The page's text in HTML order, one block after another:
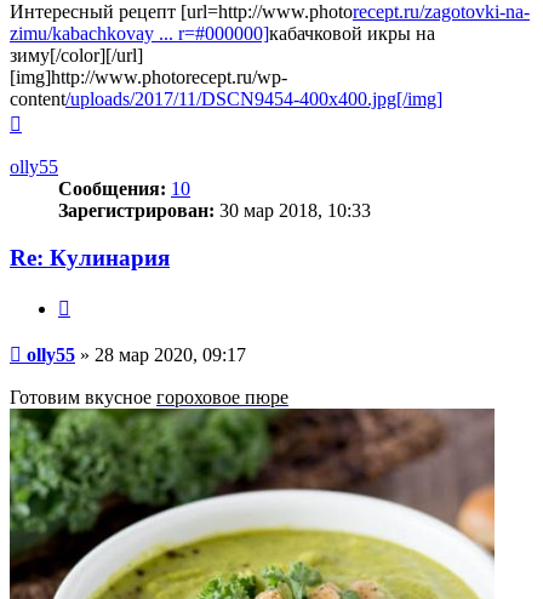
Интересный рецепт [url=http://www.photorecept.ru/zagotovki-na-
zimu/kabachkovay ... r=#000000]кабачковой икры на
зиму[/color][/url]
[img]http://www.photorecept.ru/wp-
content/uploads/2017/11/DSCN9454-400x400.jpg[/img]
началу
olly55
Сообщения: 10
Зарегистрирован: 30 мар 2018, 10:33
Re: Кулинария
Сообщение
olly55 » 28 мар 2020, 09:17
Готовим вкусное гороховое пюре